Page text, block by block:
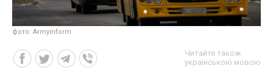
фото: Armyinform
Читайте також
українською мовою